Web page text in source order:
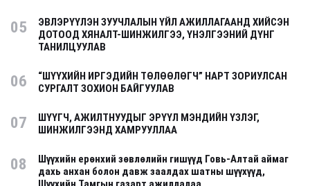
05
ЭВЛЭРҮҮЛЭН ЗУУЧЛАЛЫН ҮЙЛ АЖИЛЛАГААНД ХИЙСЭН
ДОТООД ХЯНАЛТ-ШИНЖИЛГЭЭ, ҮНЭЛГЭЭНИЙ ДҮНГ
ТАНИЛЦУУЛАВ
06
“ШҮҮХИЙН ИРГЭДИЙН ТӨЛӨӨЛӨГЧ” НАРТ ЗОРИУЛСАН
СУРГАЛТ ЗОХИОН БАЙГУУЛАВ
07
ШҮҮГЧ, АЖИЛТНУУДЫГ ЭРҮҮЛ МЭНДИЙН ҮЗЛЭГ,
ШИНЖИЛГЭЭНД ХАМРУУЛЛАА
08
Шүүхийн ерөнхий зөвлөлийн гишүүд Говь-Алтай аймаг
дахь анхан болон давж заалдах шатны шүүхүүд,